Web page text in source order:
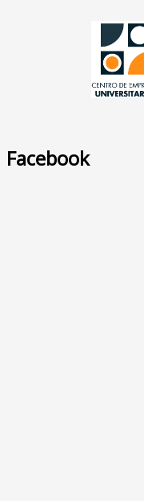
Facebook